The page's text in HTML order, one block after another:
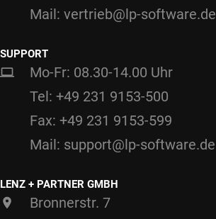
Mail: vertrieb@lp-software.de
SUPPORT
Mo-Fr: 08.30-14.00 Uhr
Tel: +49 231 9153-500
Fax: +49 231 9153-599
Mail: support@lp-software.de
LENZ + PARTNER GMBH
Bronnerstr. 7